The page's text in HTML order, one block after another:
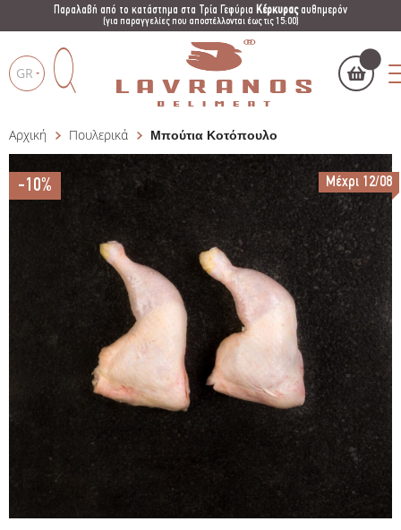
Παραλαβή από το κατάστημα στα Τρία Γεφύρια Κέρκυραςαυθημερόν
(για παραγγελίες που αποστέλλονται έως τις 15:00)
GR
Products Το καλάθι μου ()
ΑΓΌΡΑΣΕ ΤΏΡΑ
Αρχική Πουλερικά Μπούτια Κοτόπουλο
-10% Μέχρι 12/08